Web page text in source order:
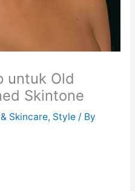
untuk Old
Skintone
Skincare, Style/ By